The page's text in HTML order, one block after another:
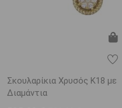
Σκουλαρίκια Χρυσός Κ18 με
Διαμάντια